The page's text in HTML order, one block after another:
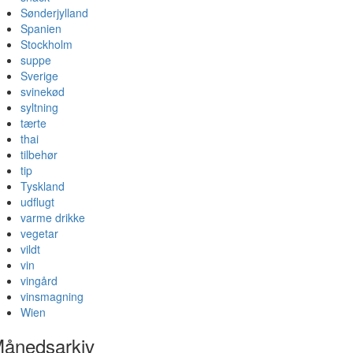
Sønderjylland
Spanien
Stockholm
suppe
Sverige
svinekød
syltning
tærte
thai
tilbehør
tip
Tyskland
udflugt
varme drikke
vegetar
vildt
vin
vingård
vinsmagning
Wien